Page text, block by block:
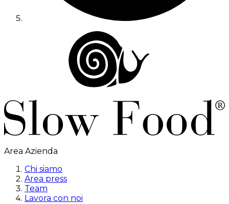
Area Azienda
Chi siamo
Area press
Team
Lavora con noi